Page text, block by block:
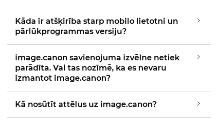
Kāda ir atšķirība starp mobilo lietotni un
pārlūkprogrammas versiju?
image.canon savienojuma izvēlne netiek
parādīta. Vai tas nozīmē, ka es nevaru
izmantot image.canon?
Kā nosūtīt attēlus uz image.canon?